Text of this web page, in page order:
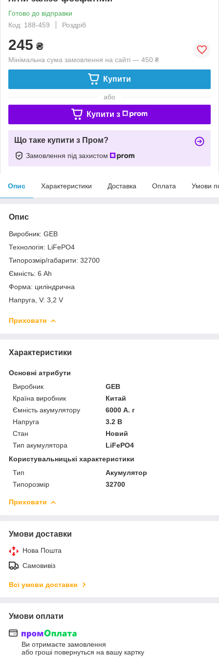
Готово до відправки
Код: 188-459
Роздріб
245 ₴
Мінімальна сума замовлення на сайті — 450 ₴
Купити
або
Купити з
Що таке купити з Пром?
Замовлення під захистом
Опис Характеристики Доставка Оплата Умови
Опис
Виробник: GEB
Технологія: LiFePO4
Типорозмір/габарити: 32700
Ємність: 6 Ah
Форма: циліндрична
Напруга, V: 3,2 V
Приховати
Характеристики
Основні атрибути
Виробник
GEB
Країна виробник
Китай
Ємність акумулятору
6000 А. г
Напруга
3.2 В
Стан
Новий
Тип акумулятора
LiFePO4
Користувальницькі характеристики
Тип
Акумулятор
Типорозмір
32700
Приховати
Умови доставки
Нова Пошта
Самовивіз
Всі умови доставки
Умови оплати
Ви отримаєте замовлення
або гроші повернуться на вашу картку